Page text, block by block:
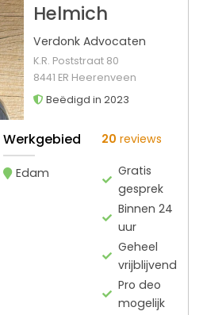
Helmich
Verdonk Advocaten
K.R. Poststraat 80
8441 ER Heerenveen
Beëdigd in 2023
Werkgebied
Edam
20 reviews
Gratis
gesprek
Binnen 24
uur
Geheel
vrijblijvend
Pro deo
mogelijk